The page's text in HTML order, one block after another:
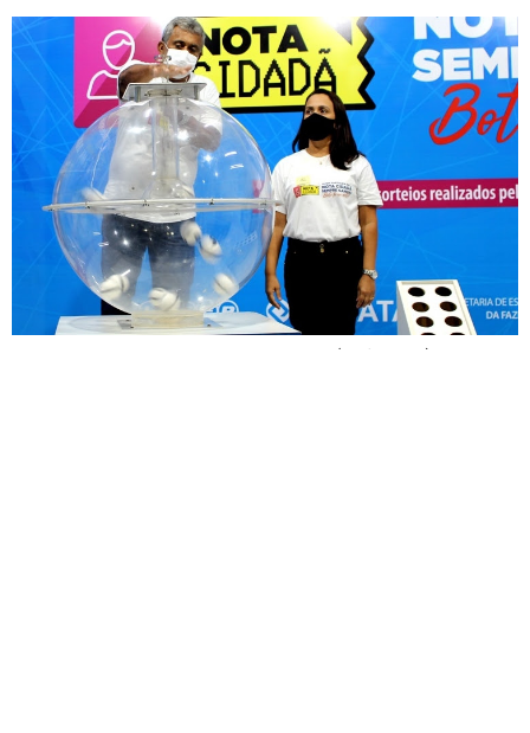
A Secretaria de Estado da Fazenda (Sefaz-PB)